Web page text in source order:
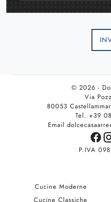
© 2026 -
Via
80053
Tel. +39
Email
P.IVA
Cucine Moderne
Cucine Classiche